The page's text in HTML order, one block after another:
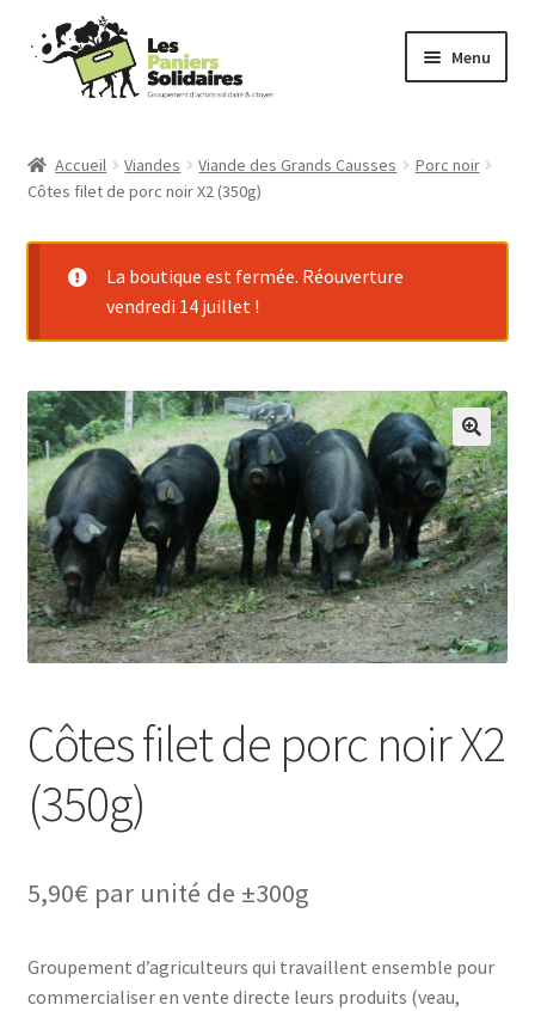
Aller
Aller
contenu
Menu
Producteurs
Actu
Contact
Connexion
Accueil Viandes Viande des Grands Causses
Porc noir
Côtes filet de porc noir X2 (350g)
La boutique est fermée. Réouverture
vendredi 14 juillet !
Côtes filet de porc noir X2
(350g)
5,90€ par unité de ±300g
Groupement d’agriculteurs qui travaillent ensemble pour
commercialiser en vente directe leurs produits (veau,